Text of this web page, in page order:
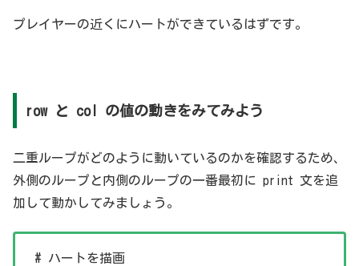
プレイヤーの近くにハートができているはずです。
row と col の値の動きをみてみよう
二重ループがどのように動いているのかを確認するため、
外側のループと内側のループの一番最初に print 文を追
加して動かしてみましょう。
# ハートを描画